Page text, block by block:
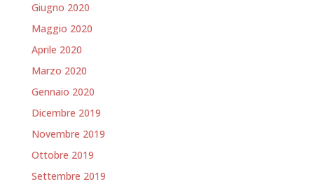
Giugno 2020
Maggio 2020
Aprile 2020
Marzo 2020
Gennaio 2020
Dicembre 2019
Novembre 2019
Ottobre 2019
Settembre 2019